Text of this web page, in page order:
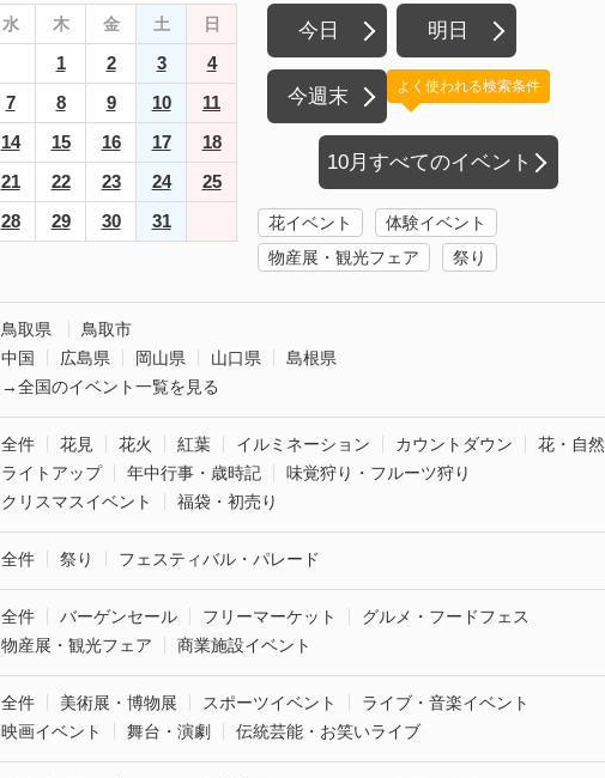
水 木 金 土 日
1 2 3
4
7 8 9 10
11
14 15 16 17
18
21 22 23 24
25
28 29 30 31
今日 明日
今週末
10月すべてのイベント
よく使われる検索条件
花イベント
体験イベント
物産展・観光フェア
祭り
鳥取県
鳥取市
中国
広島県 岡山県 山口県
島根県
→全国のイベント一覧を見る
全件 花見 花火 紅葉 イルミネーション カウントダウン
花・自然
ライトアップ
年中行事・歳時記
味覚狩り・フルーツ狩り
クリスマスイベント
福袋・初売り
全件 祭り フェスティバル・パレード
全件 バーゲンセール フリーマーケット
グルメ・フードフェス
物産展・観光フェア
商業施設イベント
全件 美術展・博物展 スポーツイベント
ライブ・音楽イベント
映画イベント
舞台・演劇 伝統芸能・お笑いライブ